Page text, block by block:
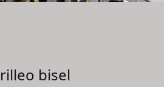
bisel